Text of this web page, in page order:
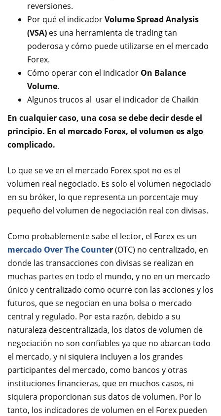
reversiones.
Por qué el indicadorVolume Spread Analysis
(VSA) es una herramienta de trading tan
poderosa y cómo puede utilizarse en el mercado
Forex.
Cómo operar con el indicador On Balance
Volume.
Algunos trucos al usar el indicador de Chaikin
En cualquier caso, una cosa se debe decir desde el
principio. En el mercado Forex, el volumen es algo
complicado.
Lo que se ve en el mercado Forex spot no es el
volumen real negociado. Es solo el volumen negociado
en su bróker, lo que representa un porcentaje muy
pequeño del volumen de negociación real con divisas.
Como probablemente sabe el lector, el Forex es un
mercado Over The Counter(OTC) no centralizado, en
donde las transacciones con divisas se realizan en
muchas partes en todo el mundo, y no en un mercado
único y centralizado como ocurre con las acciones y los
futuros, que se negocian en una bolsa o mercado
central y regulado. Por esta razón, debido a su
naturaleza descentralizada, los datos de volumen de
negociación no son confiables ya que no abarcan todo
el mercado, y ni siquiera incluyen a los grandes
participantes del mercado, como bancos y otras
instituciones financieras, que en muchos casos, ni
siquiera proporcionan sus datos de volumen. Por lo
tanto, los indicadores de volumen en el Forex pueden